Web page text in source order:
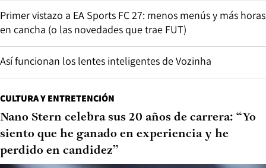
Primer vistazo a EA Sports FC 27: menos menús y más horas
en cancha (o las novedades que trae FUT)
Así funcionan los lentes inteligentes de Vozinha
CULTURA Y ENTRETENCIÓN
Nano Stern celebra sus 20 años de carrera: “Yo
siento que he ganado en experiencia y he
perdido en candidez”